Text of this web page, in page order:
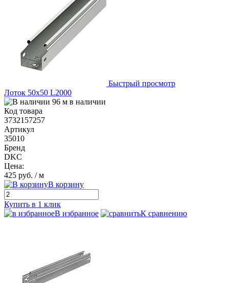
Быстрый просмотр
Лоток 50х50 L2000
96 м в наличии
Код товара
3732157257
Артикул
35010
Бренд
DKC
Цена:
425 руб. / м
В корзину
Купить в 1 клик
В избранное
К сравнению